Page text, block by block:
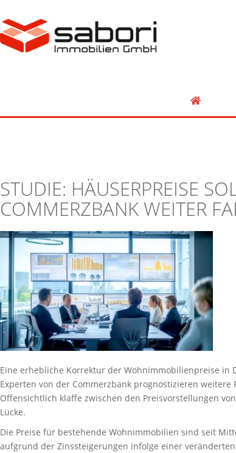
STUDIE: HÄUSERPREISE
COMMERZBANK WEITER
Eine erhebliche Korrektur der Wohnimmobilienpreise in
Experten von der Commerzbank prognostizieren
Offensichtlich klaffe zwischen den Preisvorstellungen
Lücke.
Die Preise für bestehende Wohnimmobilien sind seit
aufgrund der Zinssteigerungen infolge einer